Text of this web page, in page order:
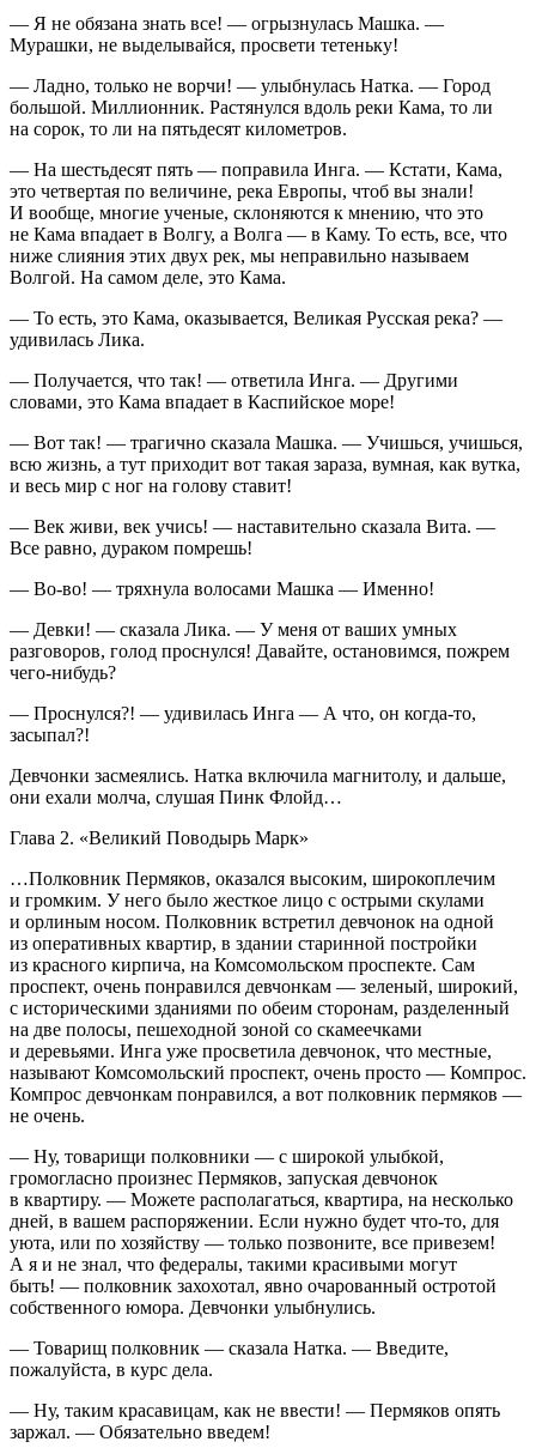
— Я не обязана знать все! — огрызнулась Машка. —
Мурашки, не выделывайся, просвети тетеньку!
— Ладно, только не ворчи! — улыбнулась Натка. — Город
большой. Миллионник. Растянулся вдоль реки Кама, то ли
на сорок, то ли на пятьдесят километров.
— На шестьдесят пять — поправила Инга. — Кстати, Кама,
это четвертая по величине, река Европы, чтоб вы знали!
И вообще, многие ученые, склоняются к мнению, что это
не Кама впадает в Волгу, а Волга — в Каму. То есть, все, что
ниже слияния этих двух рек, мы неправильно называем
Волгой. На самом деле, это Кама.
— То есть, это Кама, оказывается, Великая Русская река? —
удивилась Лика.
— Получается, что так! — ответила Инга. — Другими
словами, это Кама впадает в Каспийское море!
— Вот так! — трагично сказала Машка. — Учишься, учишься,
всю жизнь, а тут приходит вот такая зараза, вумная, как вутка,
и весь мир с ног на голову ставит!
— Век живи, век учись! — наставительно сказала Вита. —
Все равно, дураком помрешь!
— Во-во! — тряхнула волосами Машка — Именно!
— Девки! — сказала Лика. — У меня от ваших умных
разговоров, голод проснулся! Давайте, остановимся, пожрем
чего-нибудь?
— Проснулся?! — удивилась Инга — А что, он когда-то,
засыпал?!
Девчонки засмеялись. Натка включила магнитолу, и дальше,
они ехали молча, слушая Пинк Флойд…
Глава 2. «Великий Поводырь Марк»
…Полковник Пермяков, оказался высоким, широкоплечим
и громким. У него было жесткое лицо с острыми скулами
и орлиным носом. Полковник встретил девчонок на одной
из оперативных квартир, в здании старинной постройки
из красного кирпича, на Комсомольском проспекте. Сам
проспект, очень понравился девчонкам — зеленый, широкий,
с историческими зданиями по обеим сторонам, разделенный
на две полосы, пешеходной зоной со скамеечками
и деревьями. Инга уже просветила девчонок, что местные,
называют Комсомольский проспект, очень просто — Компрос.
Компрос девчонкам понравился, а вот полковник пермяков —
не очень.
— Ну, товарищи полковники — с широкой улыбкой,
громогласно произнес Пермяков, запуская девчонок
в квартиру. — Можете располагаться, квартира, на несколько
дней, в вашем распоряжении. Если нужно будет что-то, для
уюта, или по хозяйству — только позвоните, все привезем!
А я и не знал, что федералы, такими красивыми могут
быть! — полковник захохотал, явно очарованный остротой
собственного юмора. Девчонки улыбнулись.
— Товарищ полковник — сказала Натка. — Введите,
пожалуйста, в курс дела.
— Ну, таким красавицам, как не ввести! — Пермяков опять
заржал. — Обязательно введем!